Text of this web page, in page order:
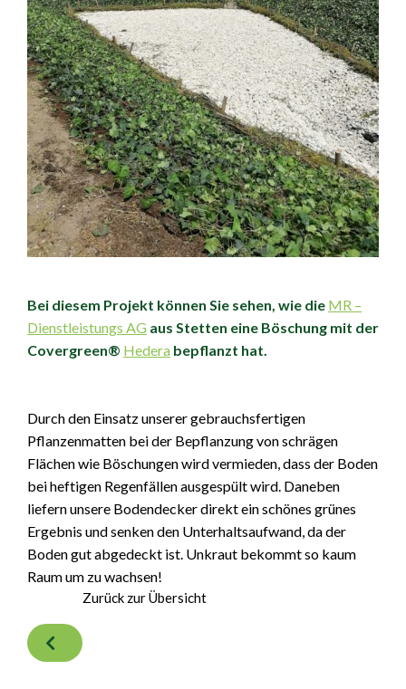
Bei diesem Projekt können Sie sehen, wie die MR –
Dienstleistungs AG aus Stetten eine Böschung mit der
Covergreen® Hedera bepflanzt hat.
Durch den Einsatz unserer gebrauchsfertigen
Pflanzenmatten bei der Bepflanzung von schrägen
Flächen wie Böschungen wird vermieden, dass der Boden
bei heftigen Regenfällen ausgespült wird. Daneben
liefern unsere Bodendecker direkt ein schönes grünes
Ergebnis und senken den Unterhaltsaufwand, da der
Boden gut abgedeckt ist. Unkraut bekommt so kaum
Raum um zu wachsen!
Zurück zur Übersicht